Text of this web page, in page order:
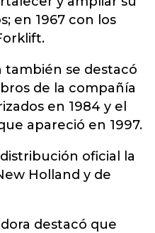
en 1967 con los
también se destacó
de la compañía
en 1984 y el
apareció en 1997.
oficial la
Holland y de
destacó que